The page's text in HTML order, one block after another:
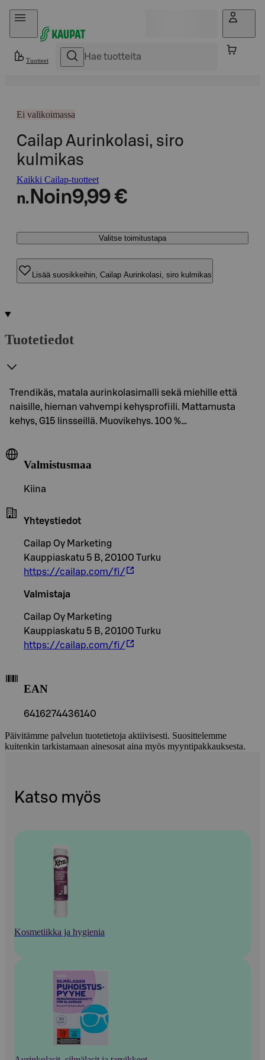
Hyppää sisältöön
Tuotteet
Ei valikoimassa
Cailap Aurinkolasi, siro
kulmikas
Kaikki Cailap-tuotteet
n. Noin9,99 €
Valitse toimitustapa
Lisää suosikkeihin, Cailap Aurinkolasi, siro kulmikas
Tuotetiedot
Trendikäs, matala aurinkolasimalli sekä miehille että
naisille, hieman vahvempi kehysprofiili. Mattamusta
kehys, G15 linsseillä. Muovikehys. 100 %…
Valmistusmaa
Kiina
Yhteystiedot
Cailap Oy Marketing
Kauppiaskatu 5 B, 20100 Turku
https://cailap.com/fi/
Valmistaja
Cailap Oy Marketing
Kauppiaskatu 5 B, 20100 Turku
https://cailap.com/fi/
EAN
6416274436140
Päivitämme palvelun tuotetietoja aktiivisesti. Suosittelemme
kuitenkin tarkistamaan ainesosat aina myös myyntipakkauksesta.
Katso myös
Kosmetiikka ja hygienia